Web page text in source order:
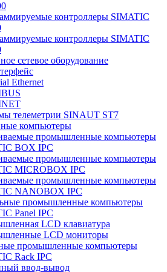
контроллеры SIMATIC
контроллеры SIMATIC
сетевое оборудование
Ethernet
телеметрии SINAUT ST7
компьютеры
промышленные компьютеры
BOX IPC
промышленные компьютеры
MICROBOX IPC
промышленные компьютеры
NANOBOX IPC
промышленные компьютеры
Panel IPC
LCD клавиатура
LCD мониторы
промышленные компьютеры
Rack IPC
ввод-вывод